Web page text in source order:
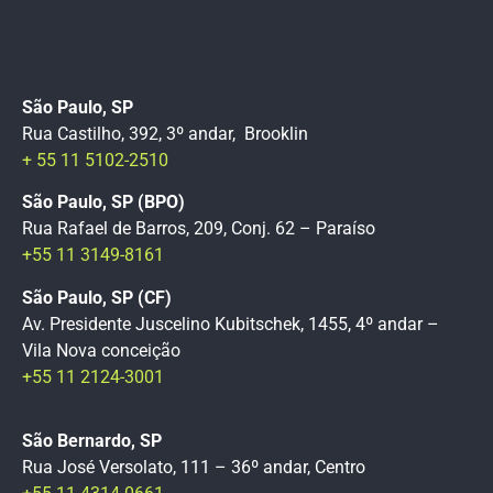
São Paulo, SP
Rua Castilho, 392, 3º andar, Brooklin
+ 55 11 5102-2510
São Paulo, SP (BPO)
Rua Rafael de Barros, 209, Conj. 62 – Paraíso
+55 11 3149-8161
São Paulo, SP (CF)
Av. Presidente Juscelino Kubitschek, 1455, 4º andar –
Vila Nova conceição
+55 11 2124-3001
São Bernardo, SP
Rua José Versolato, 111 – 36º andar, Centro